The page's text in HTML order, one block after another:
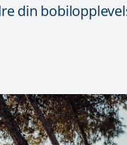
din